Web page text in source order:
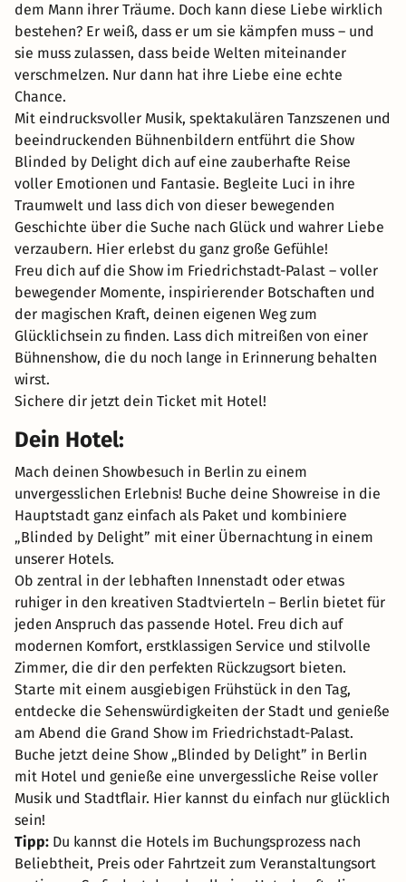
dem Mann ihrer Träume. Doch kann diese Liebe wirklich
bestehen? Er weiß, dass er um sie kämpfen muss – und
sie muss zulassen, dass beide Welten miteinander
verschmelzen. Nur dann hat ihre Liebe eine echte
Chance.
Mit eindrucksvoller Musik, spektakulären Tanzszenen und
beeindruckenden Bühnenbildern entführt die Show
Blinded by Delight dich auf eine zauberhafte Reise
voller Emotionen und Fantasie. Begleite Luci in ihre
Traumwelt und lass dich von dieser bewegenden
Geschichte über die Suche nach Glück und wahrer Liebe
verzaubern. Hier erlebst du ganz große Gefühle!
Freu dich auf die Show im Friedrichstadt-Palast – voller
bewegender Momente, inspirierender Botschaften und
der magischen Kraft, deinen eigenen Weg zum
Glücklichsein zu finden. Lass dich mitreißen von einer
Bühnenshow, die du noch lange in Erinnerung behalten
wirst.
Sichere dir jetzt dein Ticket mit Hotel!
Dein Hotel:
Mach deinen Showbesuch in Berlin zu einem
unvergesslichen Erlebnis! Buche deine Showreise in die
Hauptstadt ganz einfach als Paket und kombiniere
„Blinded by Delight” mit einer Übernachtung in einem
unserer Hotels.
Ob zentral in der lebhaften Innenstadt oder etwas
ruhiger in den kreativen Stadtvierteln – Berlin bietet für
jeden Anspruch das passende Hotel. Freu dich auf
modernen Komfort, erstklassigen Service und stilvolle
Zimmer, die dir den perfekten Rückzugsort bieten.
Starte mit einem ausgiebigen Frühstück in den Tag,
entdecke die Sehenswürdigkeiten der Stadt und genieße
am Abend die Grand Show im Friedrichstadt-Palast.
Buche jetzt deine Show „Blinded by Delight” in Berlin
mit Hotel und genieße eine unvergessliche Reise voller
Musik und Stadtflair. Hier kannst du einfach nur glücklich
sein!
Tipp: Du kannst die Hotels im Buchungsprozess nach
Beliebtheit, Preis oder Fahrtzeit zum Veranstaltungsort